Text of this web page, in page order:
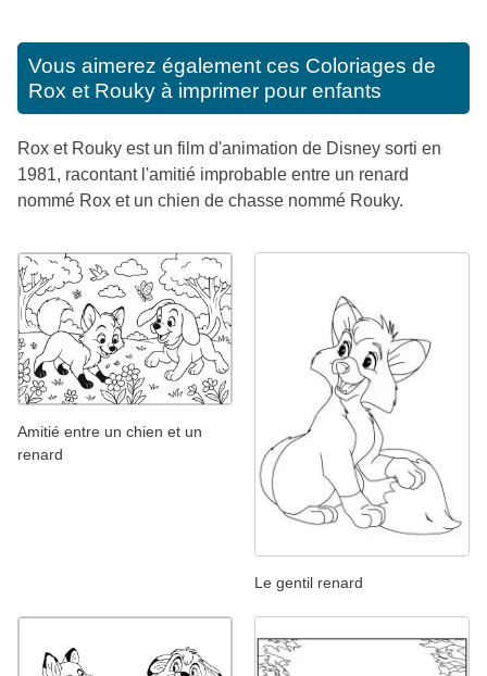
Vous aimerez également ces Coloriages de
Rox et Rouky à imprimer pour enfants
Rox et Rouky est un film d'animation de Disney sorti en
1981, racontant l'amitié improbable entre un renard
nommé Rox et un chien de chasse nommé Rouky.
Amitié entre un chien et un
renard
Le gentil renard